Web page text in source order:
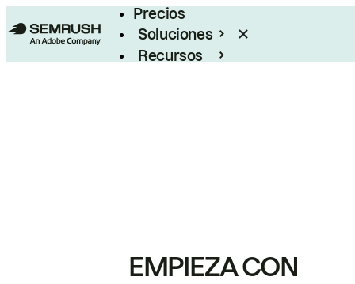
Precios
Soluciones
Recursos
EMPIEZA CON